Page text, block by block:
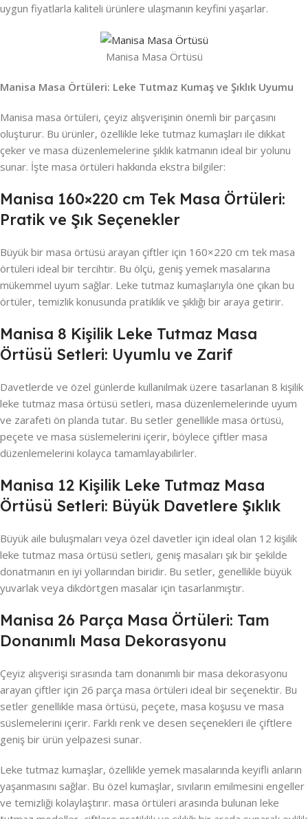
uygun fiyatlarla kaliteli ürünlere ulaşmanın keyfini yaşarlar.
Manisa Masa Örtüsü
Manisa Masa Örtüleri: Leke Tutmaz Kumaş ve Şıklık Uyumu
Manisa masa örtüleri, çeyiz alışverişinin önemli bir parçasını
oluşturur. Bu ürünler, özellikle leke tutmaz kumaşları ile dikkat
çeker ve masa düzenlemelerine şıklık katmanın ideal bir yolunu
sunar. İşte masa örtüleri hakkında ekstra bilgiler:
Manisa 160×220 cm Tek Masa Örtüleri:
Pratik ve Şık Seçenekler
Büyük bir masa örtüsü arayan çiftler için 160×220 cm tek masa
örtüleri ideal bir tercihtir. Bu ölçü, geniş yemek masalarına
mükemmel uyum sağlar. Leke tutmaz kumaşlarıyla öne çıkan bu
örtüler, temizlik konusunda pratiklik ve şıklığı bir araya getirir.
Manisa 8 Kişilik Leke Tutmaz Masa
Örtüsü Setleri: Uyumlu ve Zarif
Davetlerde ve özel günlerde kullanılmak üzere tasarlanan 8 kişilik
leke tutmaz masa örtüsü setleri, masa düzenlemelerinde uyum
ve zarafeti ön planda tutar. Bu setler genellikle masa örtüsü,
peçete ve masa süslemelerini içerir, böylece çiftler masa
düzenlemelerini kolayca tamamlayabilirler.
Manisa 12 Kişilik Leke Tutmaz Masa
Örtüsü Setleri: Büyük Davetlere Şıklık
Büyük aile buluşmaları veya özel davetler için ideal olan 12 kişilik
leke tutmaz masa örtüsü setleri, geniş masaları şık bir şekilde
donatmanın en iyi yollarından biridir. Bu setler, genellikle büyük
yuvarlak veya dikdörtgen masalar için tasarlanmıştır.
Manisa 26 Parça Masa Örtüleri: Tam
Donanımlı Masa Dekorasyonu
Çeyiz alışverişi sırasında tam donanımlı bir masa dekorasyonu
arayan çiftler için 26 parça masa örtüleri ideal bir seçenektir. Bu
setler genellikle masa örtüsü, peçete, masa koşusu ve masa
süslemelerini içerir. Farklı renk ve desen seçenekleri ile çiftlere
geniş bir ürün yelpazesi sunar.
Leke tutmaz kumaşlar, özellikle yemek masalarında keyifli anların
yaşanmasını sağlar. Bu özel kumaşlar, sıvıların emilmesini engeller
ve temizliği kolaylaştırır. masa örtüleri arasında bulunan leke